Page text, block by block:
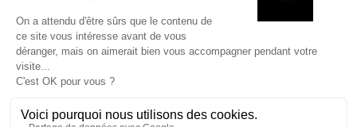
Ainsi, le bon choix dépend avant tout de votre usage,
mais dans tous les cas, ces deux solutions ont un
point commun essentiel : elles permettent de créer des
moments uniques, où le feu devient un véritable point
de rassemblement.